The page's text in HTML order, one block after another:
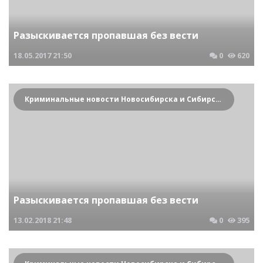
Разыскивается пропавшая без вести
18.05.2017 21:50 0 620
Криминальные новости Новосибирска и Сибирского региона
Разыскивается пропавшая без вести
13.02.2018 21:48 0 395